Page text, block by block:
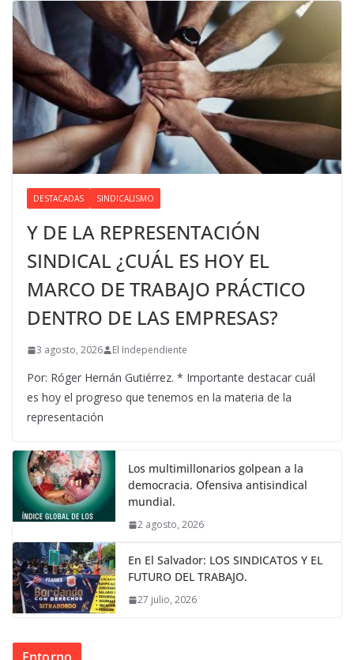
DESTACADAS SINDICALISMO
Y DE LA REPRESENTACIÓN
SINDICAL ¿CUÁL ES HOY EL
MARCO DE TRABAJO PRÁCTICO
DENTRO DE LAS EMPRESAS?
3 agosto, 2026 El Independiente
Por: Róger Hernán Gutiérrez. * Importante destacar cuál
es hoy el progreso que tenemos en la materia de la
representación
Los multimillonarios golpean a la
democracia. Ofensiva antisindical
mundial.
2 agosto, 2026
En El Salvador: LOS SINDICATOS Y EL
FUTURO DEL TRABAJO.
27 julio, 2026